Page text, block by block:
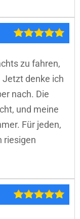
zu fahren,
denke ich
nach. Die
und meine
Für jeden,
riesigen